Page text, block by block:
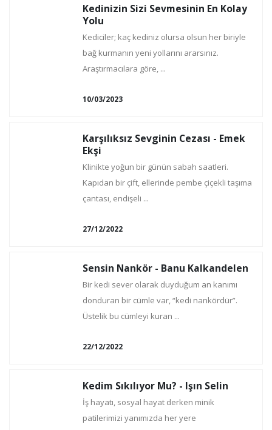
Kedinizin Sizi Sevmesinin En Kolay
Yolu
Kediciler; kaç kediniz olursa olsun her biriyle
bağ kurmanın yeni yollarını ararsınız.
Araştırmacılara göre, ...
10/03/2023
Karşılıksız Sevginin Cezası - Emek
Ekşi
Klinikte yoğun bir günün sabah saatleri.
Kapıdan bir çift, ellerinde pembe çiçekli taşıma
çantası, endişeli ...
27/12/2022
Sensin Nankör - Banu Kalkandelen
Bir kedi sever olarak duyduğum an kanımı
donduran bir cümle var, “kedi nankördür”.
Üstelik bu cümleyi kuran ...
22/12/2022
Kedim Sıkılıyor Mu? - Işın Selin
İş hayatı, sosyal hayat derken minik
patilerimizi yanımızda her yere